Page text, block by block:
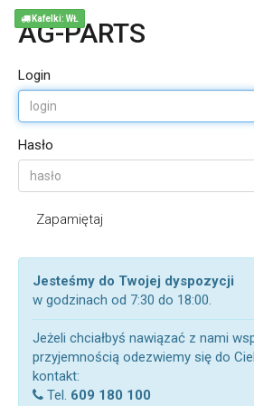
AG-PARTS
Login
Hasło
Zapamiętaj
Jesteśmy do Twojej dyspozycji
w godzinach od 7:30 do 18:00.
Jeżeli chciałbyś nawiązać z nami
przyjemnością odezwiemy się do
kontakt:
Tel. 609 180 100
Kafelki: WŁ